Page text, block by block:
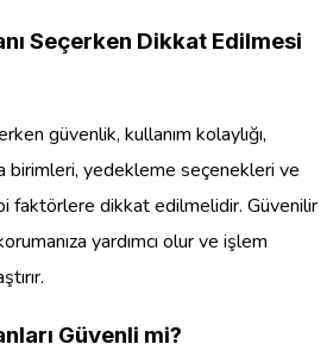
Seçerken Dikkat Edilmesi
güvenlik, kullanım kolaylığı,
yedekleme seçenekleri ve
faktörlere dikkat edilmelidir. Güvenilir
yardımcı olur ve işlem
Güvenli mi?